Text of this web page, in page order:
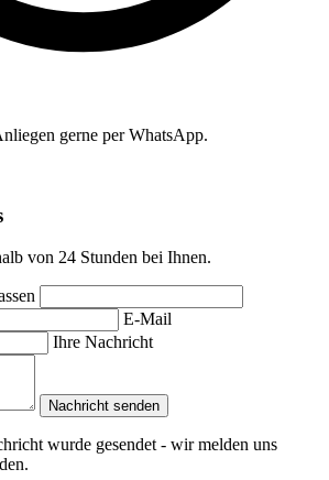
gerne per WhatsApp.
von 24 Stunden bei Ihnen.
E-Mail
Ihre Nachricht
Nachricht senden
wurde gesendet - wir melden uns